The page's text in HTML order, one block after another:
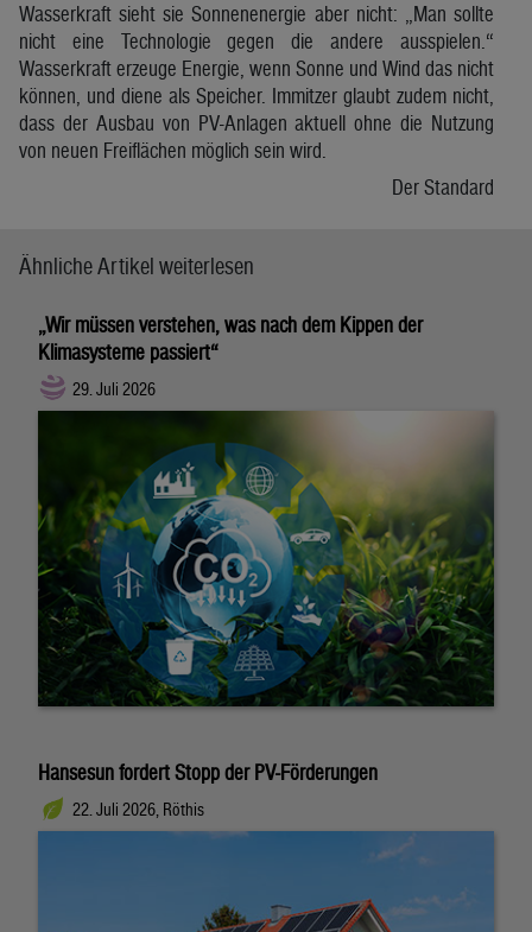
Wasserkraft sieht sie Sonnenenergie aber nicht: „Man sollte
nicht eine Technologie gegen die andere ausspielen.“
Wasserkraft erzeuge Energie, wenn Sonne und Wind das nicht
können, und diene als Speicher. Immitzer glaubt zudem nicht,
dass der Ausbau von PV-Anlagen aktuell ohne die Nutzung
von neuen Freiflächen möglich sein wird.
Der Standard
Ähnliche Artikel weiterlesen
„Wir müssen verstehen, was nach dem Kippen der
Klimasysteme passiert“
29. Juli 2026
Hansesun fordert Stopp der PV-Förderungen
22. Juli 2026, Röthis